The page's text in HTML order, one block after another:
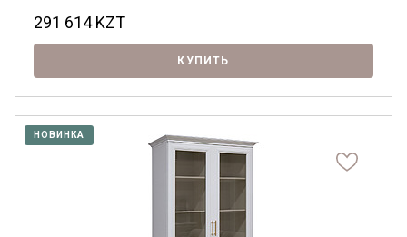
291 614KZT
КУПИТЬ
НОВИНКА